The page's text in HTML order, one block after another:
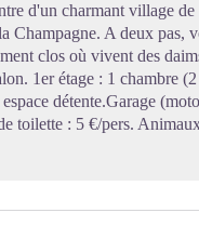
d'un charmant village de
Champagne. A deux pas,
clos où vivent des
1er étage : 1 chambre
détente.Garage
toilette : 5 €/pers.